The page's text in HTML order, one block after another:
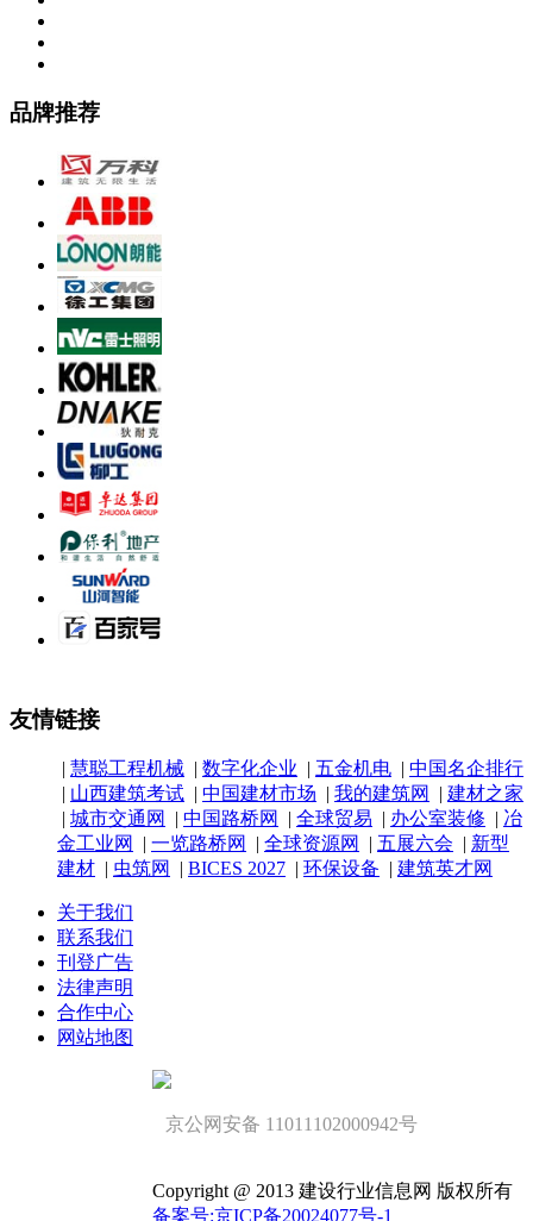
品牌推荐
友情链接
| 慧聪工程机械 | 数字化企业 | 五金机电 | 中国名企排行
| 山西建筑考试 | 中国建材市场 | 我的建筑网 | 建材之家
| 城市交通网 | 中国路桥网 | 全球贸易 | 办公室装修 | 冶
金工业网
| 一览路桥网 | 全球资源网 | 五展六会 | 新型
建材 | 虫筑网 | BICES 2027 | 环保设备 | 建筑英才网
关于我们
联系我们
刊登广告
法律声明
合作中心
网站地图
京公网安备 11011102000942号
Copyright @ 2013 建设行业信息网 版权所有
备案号:京ICP备20024077号-1